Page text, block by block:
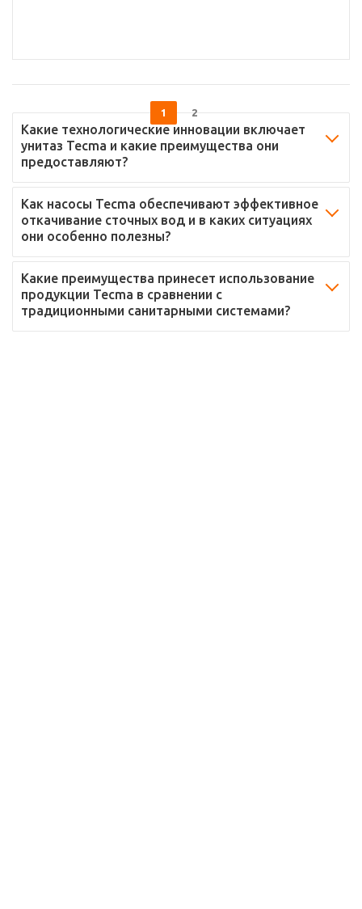
1 2
Какие технологические инновации включает
унитаз Tecma и какие преимущества они
предоставляют?
Как насосы Tecma обеспечивают эффективное
откачивание сточных вод и в каких ситуациях
они особенно полезны?
Какие преимущества принесет использование
продукции Tecma в сравнении с
традиционными санитарными системами?